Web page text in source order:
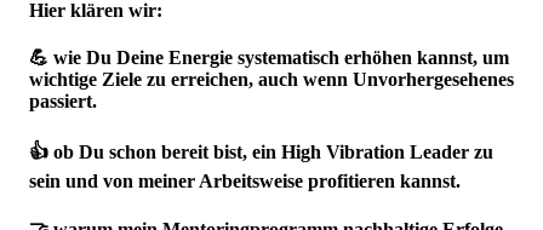
Hier klären wir:
💪 wie Du Deine Energie systematisch erhöhen kannst, um
wichtige Ziele zu erreichen, auch wenn Unvorhergesehenes
passiert.
👍 ob Du schon bereit bist, ein High Vibration Leader zu
sein und von meiner Arbeitsweise profitieren kannst.